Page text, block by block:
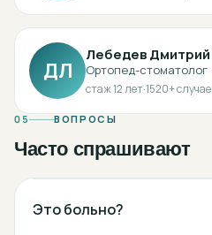
ДЛ
Лебедев
Ортопед-стоматолог
стаж12лет·1520+
05 ВОПРОСЫ
Часто спрашивают
Это больно?